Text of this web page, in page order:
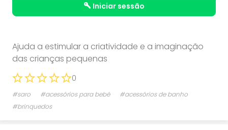
iniciar sessão
Ajuda a estimular a criatividade e a imaginação
das crianças pequenas
0
#saro #acessórios para bebé
#acessórios de banho
#brinquedos